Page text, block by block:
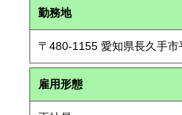
勤務地
〒480-1155 愛知県長久手市
雇用形態